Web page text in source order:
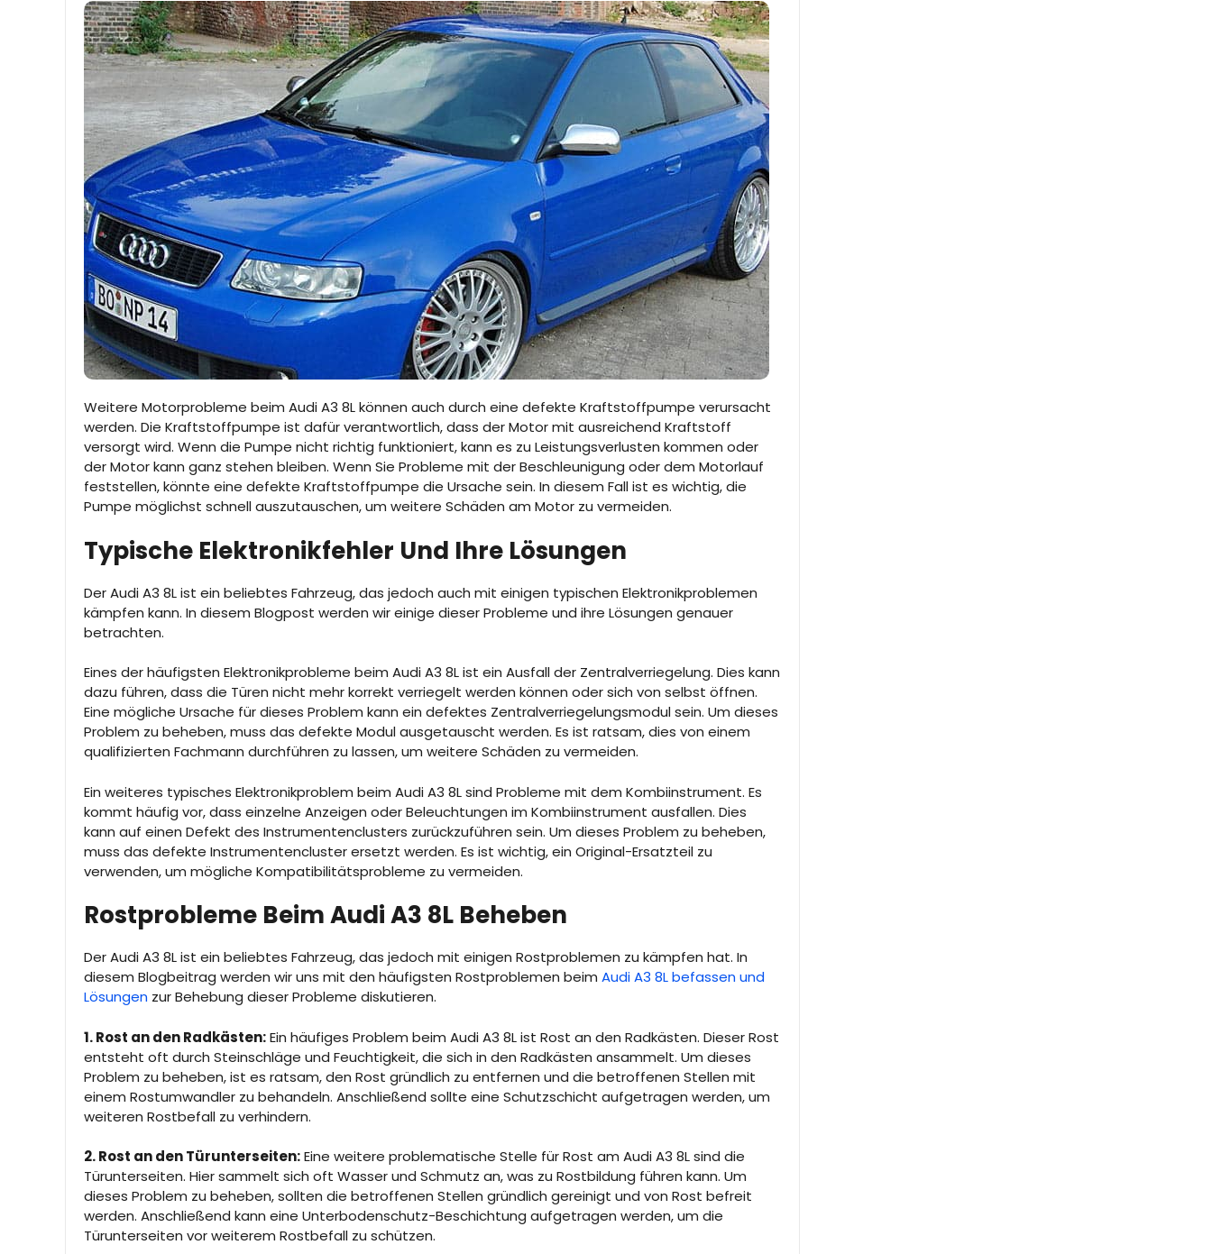
Weitere Motorprobleme beim Audi A3 8L können auch durch eine defekte Kraftstoffpumpe verursacht
werden. Die Kraftstoffpumpe ist dafür verantwortlich, dass der Motor mit ausreichend Kraftstoff
versorgt wird. Wenn die Pumpe nicht richtig funktioniert, kann es zu Leistungsverlusten kommen oder
der Motor kann ganz stehen bleiben. Wenn Sie Probleme mit der Beschleunigung oder dem Motorlauf
feststellen, könnte eine defekte Kraftstoffpumpe die Ursache sein. In diesem Fall ist es wichtig, die
Pumpe möglichst schnell auszutauschen, um weitere Schäden am Motor zu vermeiden.
Typische Elektronikfehler Und Ihre Lösungen
Der Audi A3 8L ist ein beliebtes Fahrzeug, das jedoch auch mit einigen typischen Elektronikproblemen
kämpfen kann. In diesem Blogpost werden wir einige dieser Probleme und ihre Lösungen genauer
betrachten.
Eines der häufigsten Elektronikprobleme beim Audi A3 8L ist ein Ausfall der Zentralverriegelung. Dies kann
dazu führen, dass die Türen nicht mehr korrekt verriegelt werden können oder sich von selbst öffnen.
Eine mögliche Ursache für dieses Problem kann ein defektes Zentralverriegelungsmodul sein. Um dieses
Problem zu beheben, muss das defekte Modul ausgetauscht werden. Es ist ratsam, dies von einem
qualifizierten Fachmann durchführen zu lassen, um weitere Schäden zu vermeiden.
Ein weiteres typisches Elektronikproblem beim Audi A3 8L sind Probleme mit dem Kombiinstrument. Es
kommt häufig vor, dass einzelne Anzeigen oder Beleuchtungen im Kombiinstrument ausfallen. Dies
kann auf einen Defekt des Instrumentenclusters zurückzuführen sein. Um dieses Problem zu beheben,
muss das defekte Instrumentencluster ersetzt werden. Es ist wichtig, ein Original-Ersatzteil zu
verwenden, um mögliche Kompatibilitätsprobleme zu vermeiden.
Rostprobleme Beim Audi A3 8L Beheben
Der Audi A3 8L ist ein beliebtes Fahrzeug, das jedoch mit einigen Rostproblemen zu kämpfen hat. In
diesem Blogbeitrag werden wir uns mit den häufigsten Rostproblemen beim Audi A3 8L befassen und
Lösungen zur Behebung dieser Probleme diskutieren.
1. Rost an den Radkästen:Ein häufiges Problem beim Audi A3 8L ist Rost an den Radkästen. Dieser Rost
entsteht oft durch Steinschläge und Feuchtigkeit, die sich in den Radkästen ansammelt. Um dieses
Problem zu beheben, ist es ratsam, den Rost gründlich zu entfernen und die betroffenen Stellen mit
einem Rostumwandler zu behandeln. Anschließend sollte eine Schutzschicht aufgetragen werden, um
weiteren Rostbefall zu verhindern.
2. Rost an den Türunterseiten:Eine weitere problematische Stelle für Rost am Audi A3 8L sind die
Türunterseiten. Hier sammelt sich oft Wasser und Schmutz an, was zu Rostbildung führen kann. Um
dieses Problem zu beheben, sollten die betroffenen Stellen gründlich gereinigt und von Rost befreit
werden. Anschließend kann eine Unterbodenschutz-Beschichtung aufgetragen werden, um die
Türunterseiten vor weiterem Rostbefall zu schützen.